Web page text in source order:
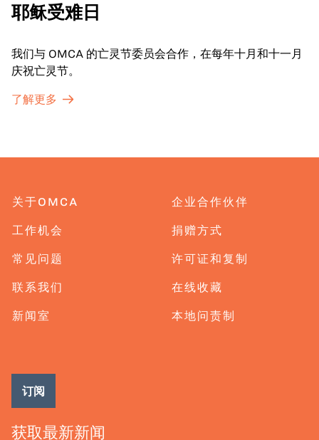
耶稣受难日
我们与 OMCA 的亡灵节委员会合作，在每年十月和十一月
庆祝亡灵节。
了解更多
关于OMCA
工作机会
常见问题
联系我们
新闻室
企业合作伙伴
捐赠方式
许可证和复制
在线收藏
本地问责制
获取最新新闻
订阅